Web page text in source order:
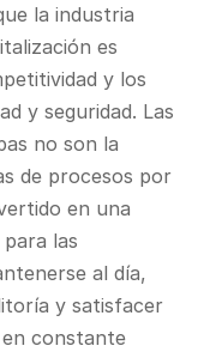
la industria
es
y los
y seguridad. Las
no son la
de procesos por
en una
las
al día,
y satisfacer
en constante